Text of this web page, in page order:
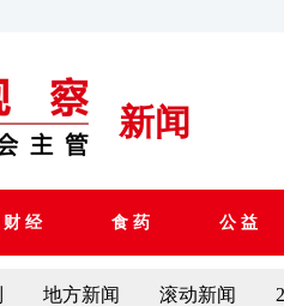
新闻
财 经 食 药 公 益
地方新闻 滚动新闻